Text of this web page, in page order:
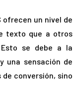
ofrecen un nivel de
texto que a otros
se debe a la
una sensación de
conversión, sino